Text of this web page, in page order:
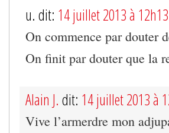
u. dit: 14 juillet 2013 à 12h13
On commence par douter
On finit par douter que la
Alain J. dit: 14 juillet 2013 à
Vive l’armerdre mon